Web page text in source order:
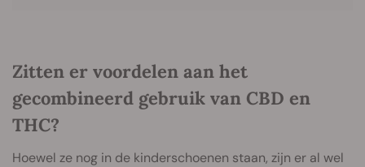
Zitten er voordelen aan het
gecombineerd gebruik van CBD en
THC?
Hoewel ze nog in de kinderschoenen staan, zijn er al wel